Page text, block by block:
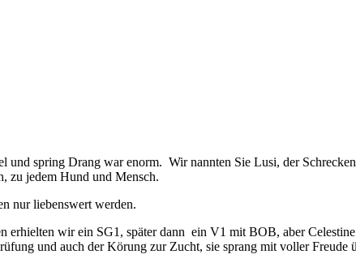
ED;
;
;OB
spring Drang war enorm. Wir nannten Sie Lusi, der
zu jedem Hund und Mensch.
nur liebenswert werden.
erhielten wir ein SG1, später dann ein V1 mit BOB, aber
und auch der Körung zur Zucht, sie sprang mit voller Freude